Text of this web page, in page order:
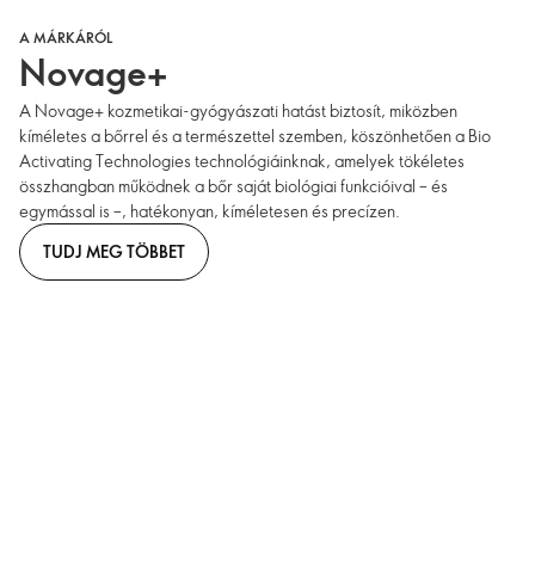
A MÁRKÁRÓL
Novage+
A Novage+ kozmetikai-gyógyászati hatást biztosít, miközben
kíméletes a bőrrel és a természettel szemben, köszönhetően a Bio
Activating Technologies technológiáinknak, amelyek tökéletes
összhangban működnek a bőr saját biológiai funkcióival – és
egymással is –, hatékonyan, kíméletesen és precízen.
TUDJ MEG TÖBBET